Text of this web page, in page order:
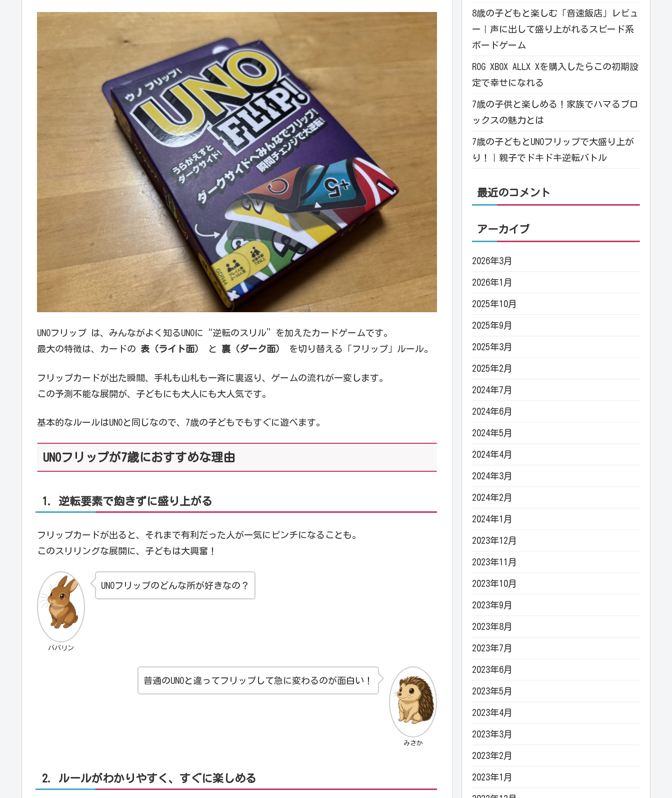
UNOフリップ は、みんながよく知るUNOに“逆転のスリル”を加えたカードゲームです。
最大の特徴は、カードの 表（ライト面） と 裏（ダーク面） を切り替える「フリップ」ルール。
フリップカードが出た瞬間、手札も山札も一斉に裏返り、ゲームの流れが一変します。
この予測不能な展開が、子どもにも大人にも大人気です。
基本的なルールはUNOと同じなので、7歳の子どもでもすぐに遊べます。
UNOフリップが7歳におすすめな理由
1. 逆転要素で飽きずに盛り上がる
フリップカードが出ると、それまで有利だった人が一気にピンチになることも。
このスリリングな展開に、子どもは大興奮！
ババリン
UNOフリップのどんな所が好きなの？
みさか
普通のUNOと違ってフリップして急に変わるのが面白い！
2. ルールがわかりやすく、すぐに楽しめる
8歳の子どもと楽しむ「音速飯店」レビュ
ー｜声に出して盛り上がれるスピード系
ボードゲーム
ROG XBOX ALLX Xを購入したらこの初期設
定で幸せになれる
7歳の子供と楽しめる！家族でハマるブロ
ックスの魅力とは
7歳の子どもとUNOフリップで大盛り上が
り！｜親子でドキドキ逆転バトル
最近のコメント
アーカイブ
2026年3月
2026年1月
2025年10月
2025年9月
2025年3月
2025年2月
2024年7月
2024年6月
2024年5月
2024年4月
2024年3月
2024年2月
2024年1月
2023年12月
2023年11月
2023年10月
2023年9月
2023年8月
2023年7月
2023年6月
2023年5月
2023年4月
2023年3月
2023年2月
2023年1月